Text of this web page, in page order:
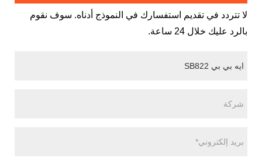
لا تتردد في تقديم استفسارك في النموذج أدناه. سوف نقوم
بالرد عليك خلال 24 ساعة.